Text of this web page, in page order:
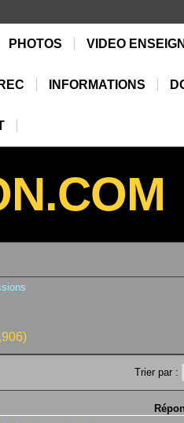
PHOTOS VIDEO
INFORMATIONS
Trier par :